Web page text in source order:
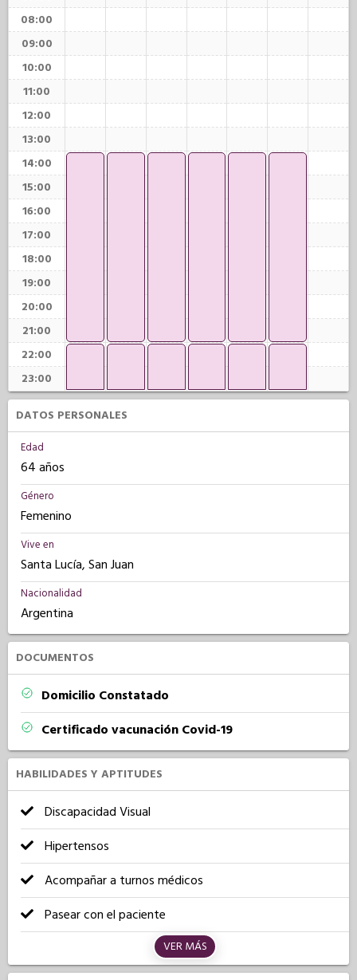
08:00
09:00
10:00
11:00
12:00
13:00
14:00
15:00
16:00
17:00
18:00
19:00
20:00
21:00
22:00
23:00
DATOS PERSONALES
Edad
64 años
Género
Femenino
Vive en
Santa Lucía, San Juan
Nacionalidad
Argentina
DOCUMENTOS
Domicilio Constatado
Certificado vacunación Covid-19
HABILIDADES Y APTITUDES
Discapacidad Visual
Hipertensos
Acompañar a turnos médicos
Pasear con el paciente
VER MÁS